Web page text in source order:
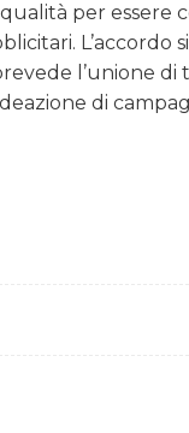
per essere
L’accordo
l’unione
di